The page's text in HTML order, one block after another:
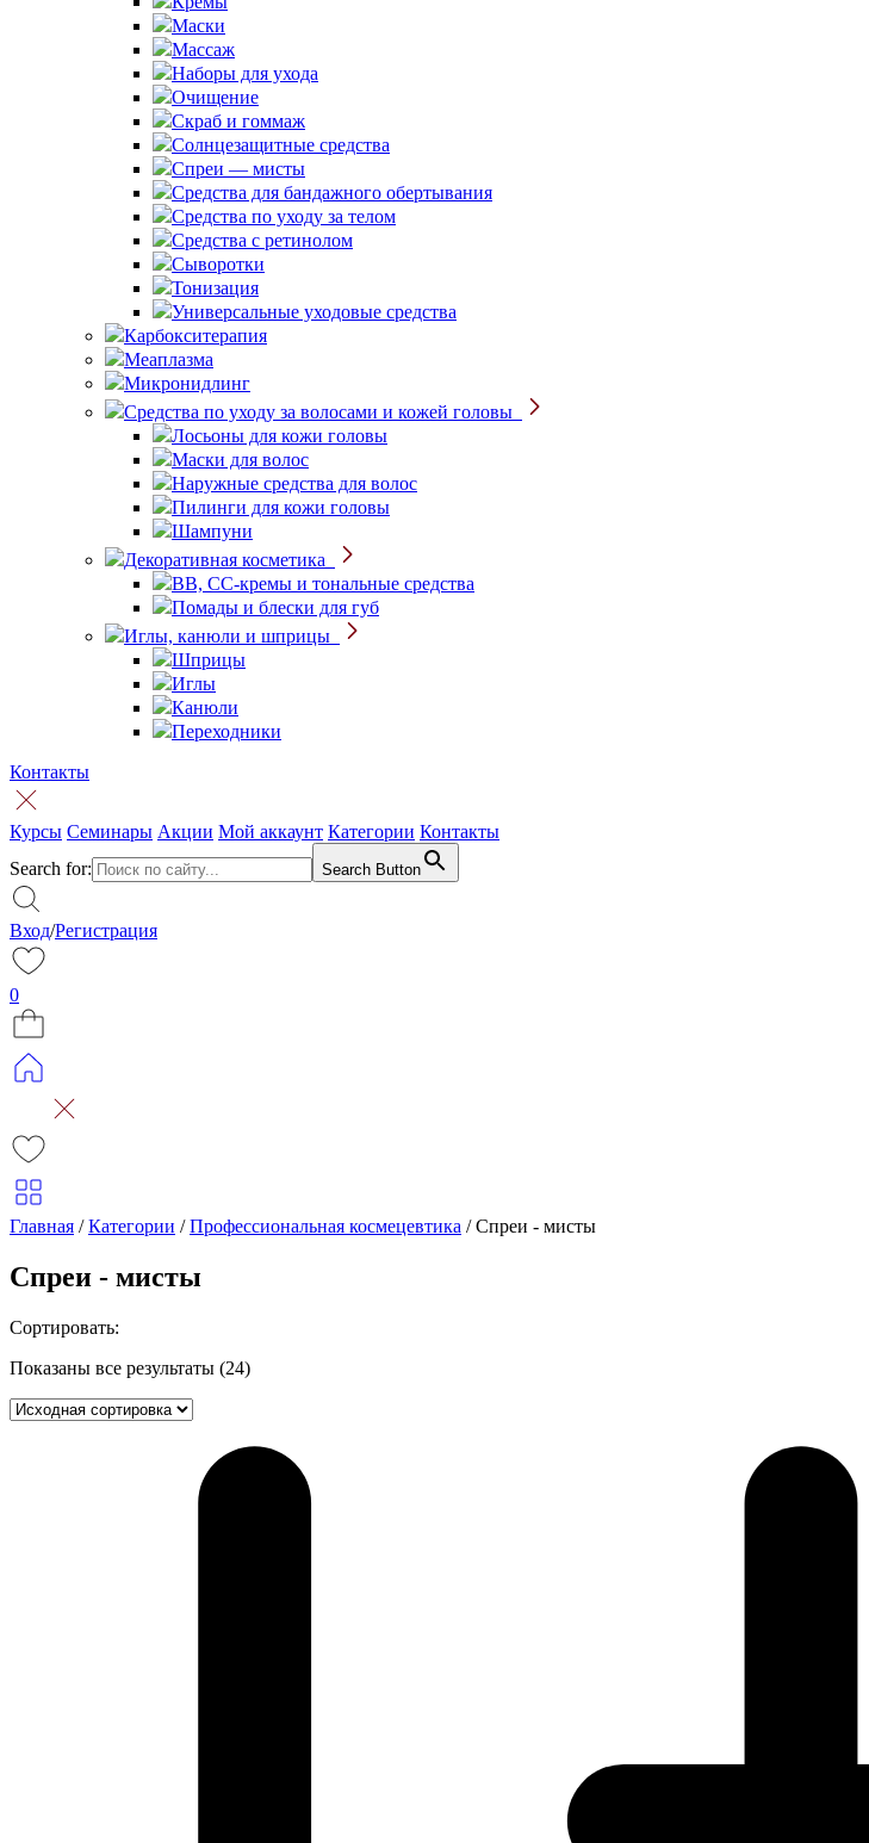
Маски
Массаж
Наборы для ухода
Очищение
Скраб и гоммаж
Солнцезащитные средства
Спреи — мисты
Средства для бандажного обертывания
Средства по уходу за телом
Средства с ретинолом
Сыворотки
Тонизация
Универсальные уходовые средства
Карбокситерапия
Меаплазма
Микронидлинг
Средства по уходу за волосами и кожей головы
Лосьоны для кожи головы
Маски для волос
Наружные средства для волос
Пилинги для кожи головы
Шампуни
Декоративная косметика
BB, CC-кремы и тональные средства
Помады и блески для губ
Иглы, канюли и шприцы
Шприцы
Иглы
Канюли
Переходники
Контакты
Курсы Семинары Акции Мой аккаунт Категории Контакты
Search for:
Search Button
Вход/Регистрация
0
Главная /Категории /Профессиональная космецевтика /Спреи - мисты
Спреи - мисты
Сортировать:
Показаны все результаты (24)